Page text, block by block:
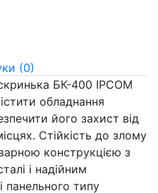
(0)
БК-400 IPCOM
обладнання
його захист від
Стійкість до злому
конструкцією з
і надійним
типу